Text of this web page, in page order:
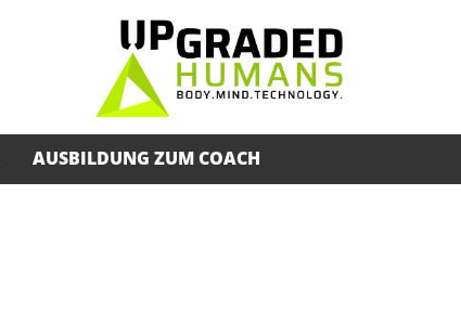
AUSBILDUNG ZUM COACH